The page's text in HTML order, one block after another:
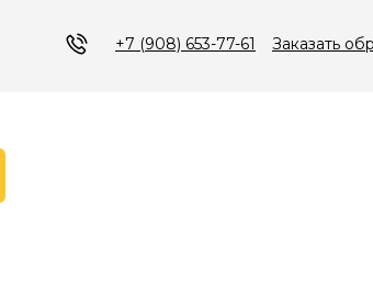
+7 (908) 653-77-61 Заказать